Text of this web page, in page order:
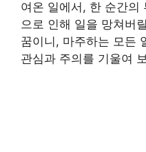
여온 일에서, 한 순간의
으로 인해 일을 망쳐버
꿈이니, 마주하는 모든
관심과 주의를 기울여